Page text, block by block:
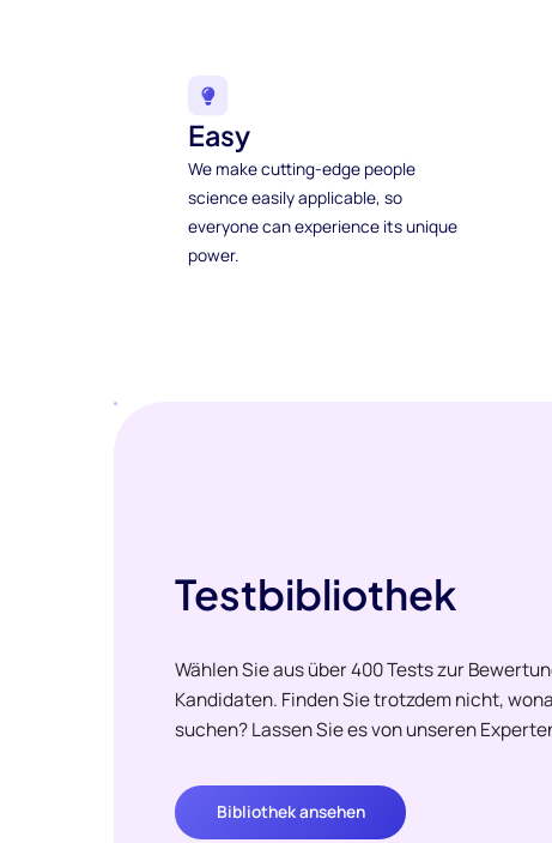
Easy
We make cutting-edge people
science easily applicable, so
everyone can experience its unique
power.
Testbibliothek
Wählen Sie aus über 400 Tests zur
Kandidaten. Finden Sie trotzdem nicht,
suchen? Lassen Sie es von unseren
Bibliothek ansehen